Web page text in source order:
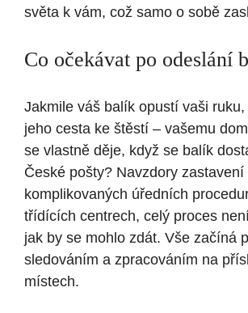
světa k vám, což samo o sobě
Co očekávat po odeslání
Jakmile váš balík opustí vaši
jeho cesta ke štěstí – vašemu
se vlastně děje, když se balík
České pošty? Navzdory zastavení
komplikovaných úředních
třídících centrech, celý proces
jak by se mohlo zdát. Vše začíná
sledováním a zpracováním na
místech.